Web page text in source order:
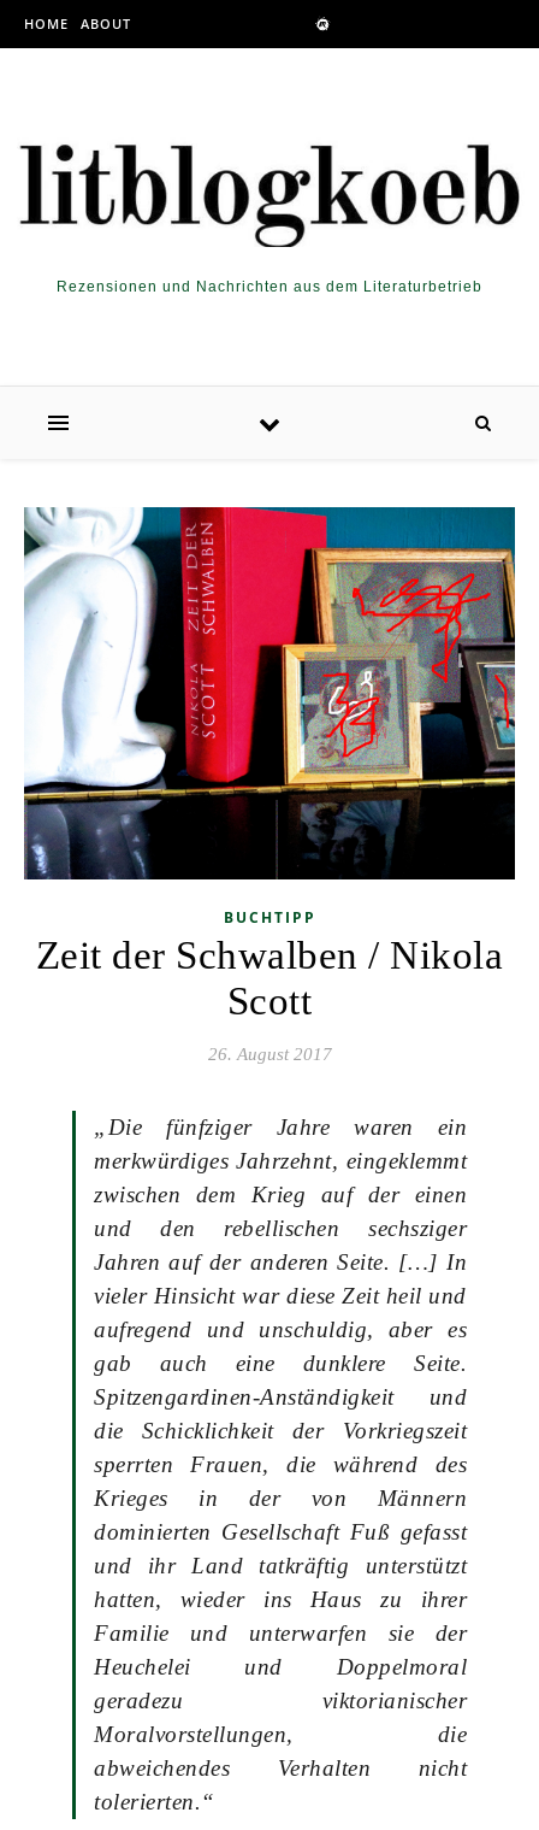
Skip to content
HOME ABOUT
Rezensionen und Nachrichten aus dem Literaturbetrieb
BUCHTIPP
Zeit der Schwalben / Nikola
Scott
26. August 2017
„Die fünfziger Jahre waren ein
merkwürdiges Jahrzehnt, eingeklemmt
zwischen dem Krieg auf der einen
und den rebellischen sechsziger
Jahren auf der anderen Seite. […] In
vieler Hinsicht war diese Zeit heil und
aufregend und unschuldig, aber es
gab auch eine dunklere Seite.
Spitzengardinen-Anständigkeit und
die Schicklichkeit der Vorkriegszeit
sperrten Frauen, die während des
Krieges in der von Männern
dominierten Gesellschaft Fuß gefasst
und ihr Land tatkräftig unterstützt
hatten, wieder ins Haus zu ihrer
Familie und unterwarfen sie der
Heuchelei und Doppelmoral
geradezu viktorianischer
Moralvorstellungen, die
abweichendes Verhalten nicht
tolerierten.“